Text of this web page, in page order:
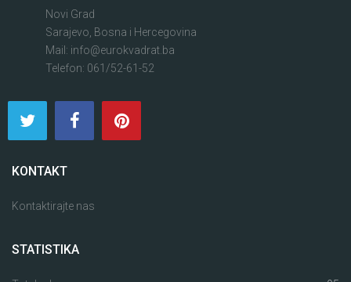
Novi Grad
Sarajevo, Bosna i Hercegovina
Mail: info@eurokvadrat.ba
Telefon: 061/52-61-52
KONTAKT
Kontaktirajte nas
STATISTIKA